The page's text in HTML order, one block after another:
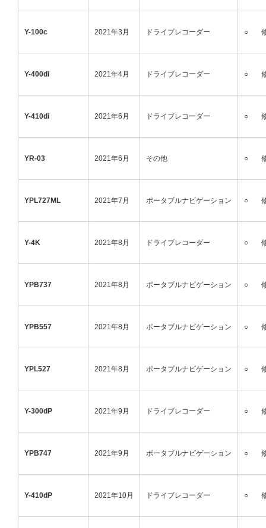
Y-100c 2021年3月 ドライブレコーダー ○
Y-400di 2021年4月 ドライブレコーダー ○
Y-410di 2021年6月 ドライブレコーダー ○
YR-03 2021年6月 その他 ○
YPL727ML 2021年7月 ポータブルナビゲーション ○
Y-4K 2021年8月 ドライブレコーダー ○
YPB737 2021年8月 ポータブルナビゲーション ○
YPB557 2021年8月 ポータブルナビゲーション ○
YPL527 2021年8月 ポータブルナビゲーション ○
Y-300dP 2021年9月 ドライブレコーダー ○
YPB747 2021年9月 ポータブルナビゲーション ○
Y-410dP 2021年10月 ドライブレコーダー ○